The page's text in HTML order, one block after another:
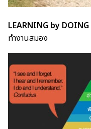
LEARNING by DOING
ทำงานสมอง